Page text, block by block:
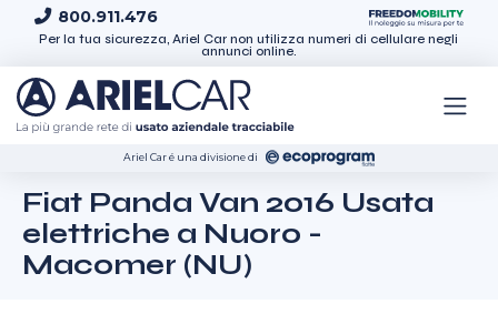
Skip to content
800.911.476
Per la tua sicurezza, Ariel Car non utilizza numeri di cellulare negli
annunci online.
Ariel Car é una divisione di
Fiat Panda Van 2016 Usata
elettriche a Nuoro -
Macomer (NU)